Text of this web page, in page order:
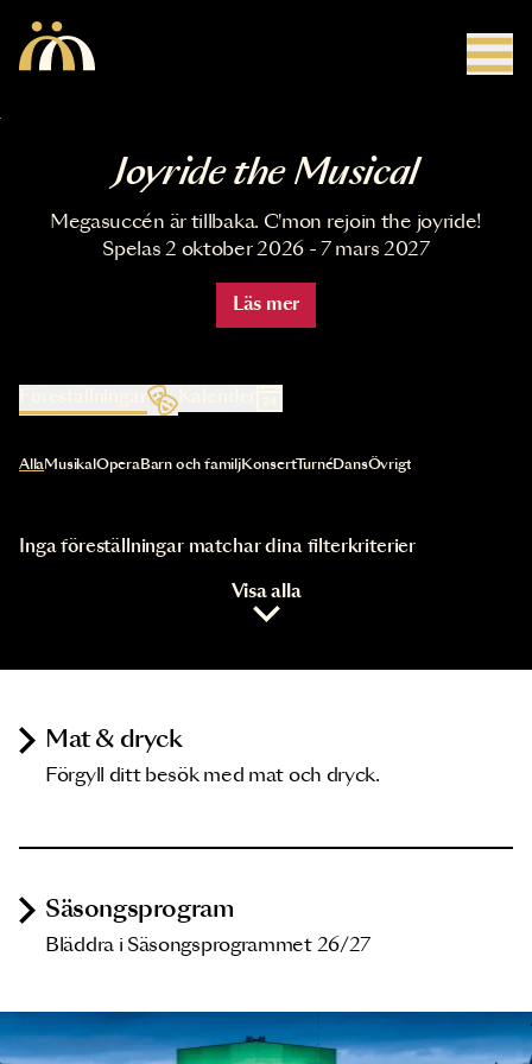
Joyride the Musical
Megasuccén är tillbaka. C'mon rejoin the joyride!
Spelas 2 oktober 2026 - 7 mars 2027
Läs mer
Kalender
Val av kategori uppdaterar innehållet automatiskt
AllaMusikal OperaBarn och familjKonsertTurnéDansÖvrigt
Inga föreställningar matchar dina filterkriterier
Visa alla
Mat & dryck
Förgyll ditt besök med mat och dryck.
Säsongsprogram
Bläddra i Säsongsprogrammet 26/27